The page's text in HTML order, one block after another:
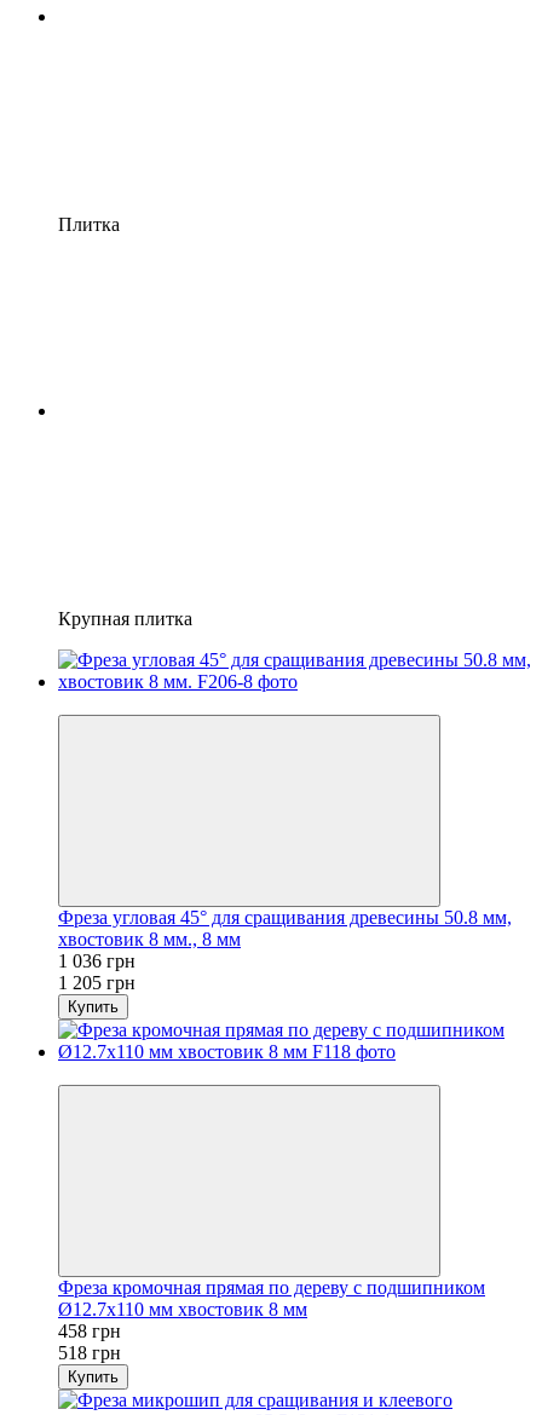
Плитка
Крупная плитка
Фреза угловая 45° для сращивания древесины 50.8 мм,
хвостовик 8 мм., 8 мм
1 036 грн
1 205 грн
Купить
Фреза кромочная прямая по дереву с подшипником
Ø12.7х110 мм хвостовик 8 мм
458 грн
518 грн
Купить